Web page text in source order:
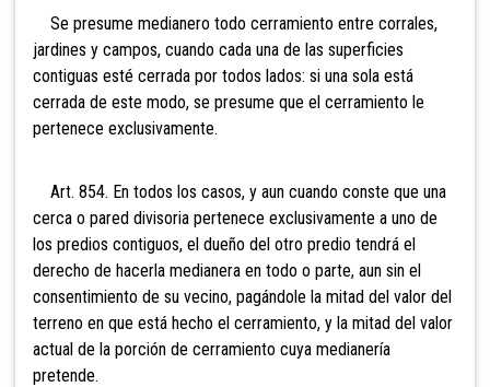
Se presume medianero todo cerramiento entre corrales,
jardines y campos, cuando cada una de las superficies
contiguas esté cerrada por todos lados: si una sola está
cerrada de este modo, se presume que el cerramiento le
pertenece exclusivamente.
Art. 854. En todos los casos, y aun cuando conste que una
cerca o pared divisoria pertenece exclusivamente a uno de
los predios contiguos, el dueño del otro predio tendrá el
derecho de hacerla medianera en todo o parte, aun sin el
consentimiento de su vecino, pagándole la mitad del valor del
terreno en que está hecho el cerramiento, y la mitad del valor
actual de la porción de cerramiento cuya medianería
pretende.